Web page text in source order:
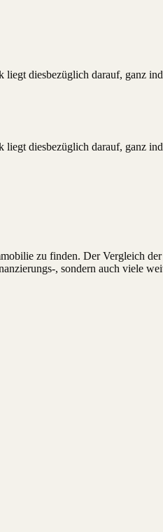
diesbezüglich darauf, ganz
diesbezüglich darauf, ganz
zu finden. Der Vergleich
, sondern auch viele